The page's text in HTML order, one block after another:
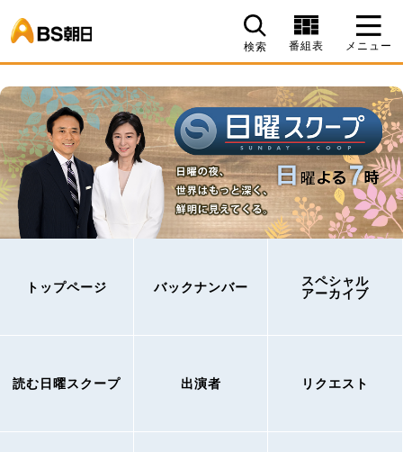
検索 番組表 メニュー
トップページ バックナンバー
スペシャル
アーカイブ
読む日曜スクープ 出演者 リクエスト